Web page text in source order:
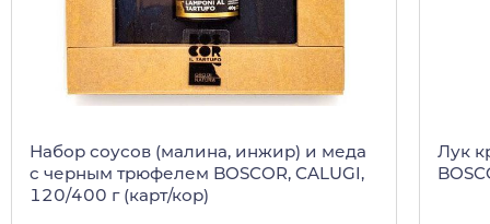
Набор соусов (малина, инжир) и меда
c черным трюфелем BOSCOR, CALUGI,
120/400 г (карт/кор)
Лук